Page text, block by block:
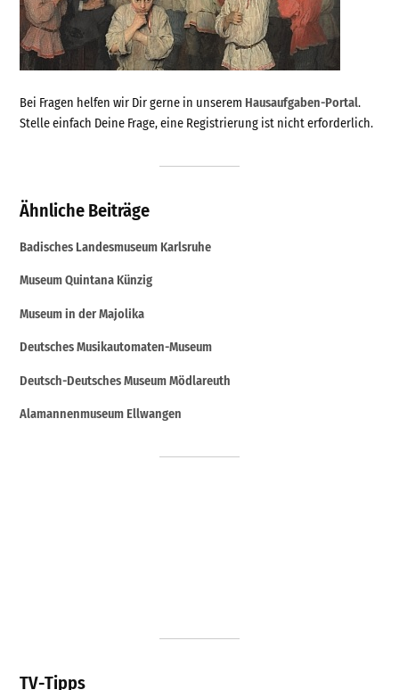
Bei Fragen helfen wir Dir gerne in unserem Hausaufgaben-Portal.
Stelle einfach Deine Frage, eine Registrierung ist nicht erforderlich.
Ähnliche Beiträge
Badisches Landesmuseum Karlsruhe
Museum Quintana Künzig
Museum in der Majolika
Deutsches Musikautomaten-Museum
Deutsch-Deutsches Museum Mödlareuth
Alamannenmuseum Ellwangen
TV-Tipps